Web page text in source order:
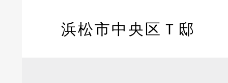
浜松市中央区Ｔ邸